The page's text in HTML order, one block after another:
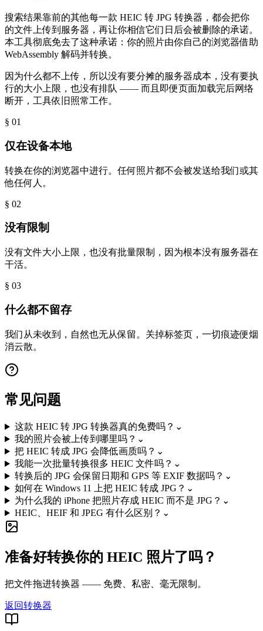
搜索结果靠前的其他每一款 HEIC 转 JPG 转换器，都会把你
的文件上传到服务器，再让你相信它们日后会被删除的承诺。
本工具彻底免去了这种承诺：你的照片由你自己的浏览器借助
WebAssembly 解码并转换。
因为什么都不上传，所以没有要分摊的服务器成本，没有要执
行的大小上限，也没有排队 —— 而且即便页面加载完后网络
断开，工具依旧照常工作。
§ 01
仅在设备本地
转换在你的浏览器中进行。任何照片都不会被发送给我们或其
他任何人。
§ 02
没有限制
没有文件大小上限，也没有批量限制，因为根本没有服务器在
干活。
§ 03
什么都不留存
我们从未收到，自然也无从保留。关掉标签页，一切痕迹便烟
消云散。
常见问题
这款 HEIC 转 JPG 转换器真的免费吗？ ⌄
我的照片会被上传到哪里吗？ ⌄
把 HEIC 转成 JPG 会降低画质吗？ ⌄
我能一次批量转换很多 HEIC 文件吗？ ⌄
转换后的 JPG 会保留日期和 GPS 等 EXIF 数据吗？ ⌄
如何在 Windows 11 上把 HEIC 转成 JPG？ ⌄
为什么我的 iPhone 把照片存成 HEIC 而不是 JPG？ ⌄
HEIC、HEIF 和 JPEG 有什么区别？ ⌄
准备好转换你的 HEIC 照片了吗？
把文件拖进转换器 —— 免费、私密、毫无限制。
返回转换器